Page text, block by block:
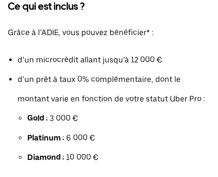
Ce qui est inclus ?
Grâce à l’ADIE, vous pouvez bénéficier* :
d’un microcrédit allant jusqu’à 12 000 €
d’un prêt à taux 0% complémentaire, dont le
montant varie en fonction de votre statut Uber Pro :
Gold : 3 000 €
Platinum : 6 000 €
Diamond : 10 000 €